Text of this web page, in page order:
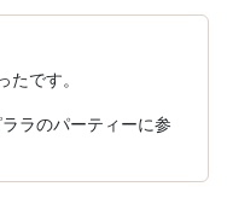
です。
ラのパーティーに参